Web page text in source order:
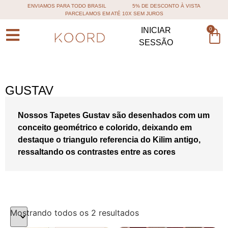
ENVIAMOS PARA TODO BRASIL
5% DE DESCONTO À VISTA
PARCELAMOS EM ATÉ 10X SEM JUROS
INICIAR
SESSÃO
0
GUSTAV
Nossos Tapetes Gustav são desenhados com um
conceito geométrico e colorido, deixando em
destaque o triangulo referencia do Kilim antigo,
ressaltando os contrastes entre as cores
Mostrando todos os 2 resultados